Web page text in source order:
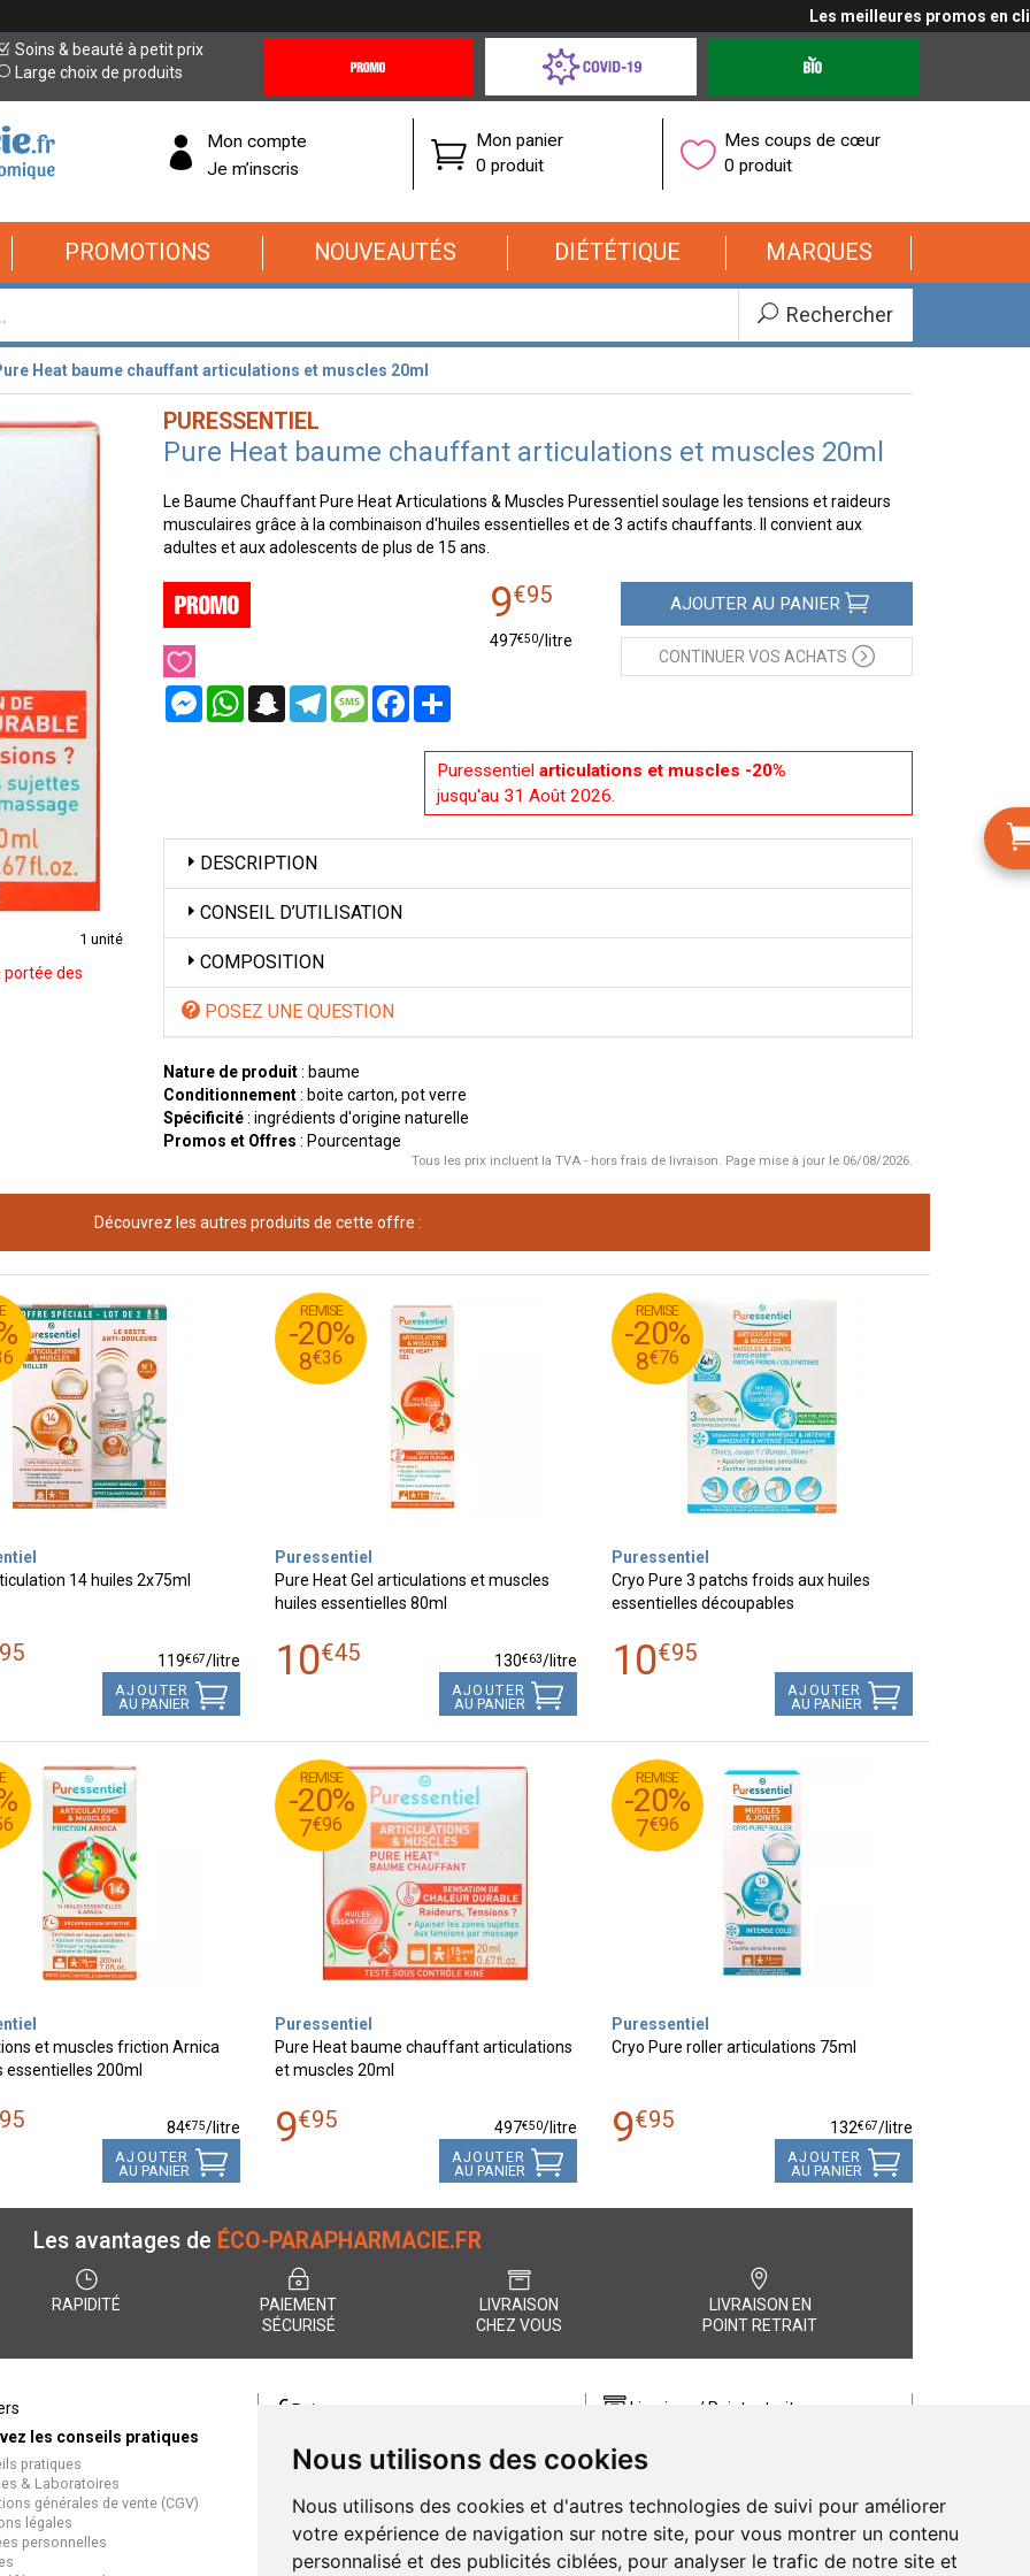
Nous utilisons des cookies
Nous utilisons des cookies et d'autres technologies de suivi pour améliorer
votre expérience de navigation sur notre site, pour vous montrer un contenu
personnalisé et des publicités ciblées, pour analyser le trafic de notre site et
Les meilleures promos en
Soins & beauté à petit prix
Large choix de produits
Offres
Coronavirus
Mon compte
Je m’inscris
Mon panier
0 produit
Mes coups de cœur
0 produit
PROMOTIONS NOUVEAUTÉS DIÉTÉTIQUE MARQUES
Rechercher
Heat baume chauffant articulations et muscles 20ml
1 unité
portée des
PURESSENTIEL
Pure Heat baume chauffant articulations et muscles 20ml
Le Baume Chauffant Pure Heat Articulations & Muscles Puressentiel soulage les tensions et raideurs
musculaires grâce à la combinaison d'huiles essentielles et de 3 actifs chauffants. Il convient aux
adultes et aux adolescents de plus de 15 ans.
MessengerWhatsAppSnapchatTelegramMessageFacebookPartager
9€95
497€50/litre
AJOUTER AU PANIER
CONTINUER VOS ACHATS
Puressentiel articulations et muscles -20%
jusqu'au 31 Août 2026.
DESCRIPTION
CONSEIL D’UTILISATION
COMPOSITION
POSEZ UNE QUESTION
Nature de produit: baume
Conditionnement: boite carton, pot verre
Spécificité: ingrédients d'origine naturelle
Promos et Offres : Pourcentage
Tous les prix incluent la TVA - hors frais de livraison. Page mise à jour le 06/08/2026.
Découvrez les autres produits de cette offre :
14 huiles 2x75ml
95 119€67/litre
AJOUTER
AU PANIER
REMISE
-20%
8€36
10
€
45
8
€
36
Puressentiel
Pure Heat Gel articulations et muscles
huiles essentielles 80ml
10€45 130€63/litre
AJOUTER
AU PANIER
REMISE
-20%
8€76
10
€
95
8
€
76
Puressentiel
Cryo Pure 3 patchs froids aux huiles
essentielles découpables
10€95
AJOUTER
AU PANIER
et muscles friction Arnica
essentielles 200ml
95 84€75/litre
AJOUTER
AU PANIER
REMISE
-20%
7€96
9
€
95
7
€
96
Puressentiel
Pure Heat baume chauffant articulations
et muscles 20ml
9€95 497€50/litre
AJOUTER
AU PANIER
REMISE
-20%
7€96
9
€
95
7
€
96
Puressentiel
Cryo Pure roller articulations 75ml
9€95 132€67/litre
AJOUTER
AU PANIER
Les avantages de ÉCO-PARAPHARMACIE.FR
RAPIDITÉ
PAIEMENT
SÉCURISÉ
LIVRAISON
CHEZ VOUS
LIVRAISON EN
POINT RETRAIT
les conseils pratiques
pratiques
& Laboratoires
générales de vente (CGV)
légales
personnelles
€Paiement
paiement entièrement sécurisé, quel
Paiement sécurisé et simple
Livraison / Point retrait
commande rapidement chez vous ou
Livraison chez vous ou en points relais